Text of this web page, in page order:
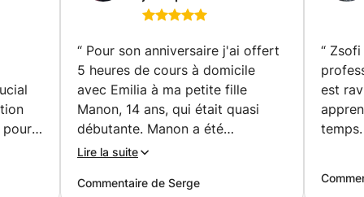
pour
de couture à votre
“ Pour son anniversaire j'ai offert
5 heures de cours à domicile
avec Emilia à ma petite fille
Manon, 14 ans, qui était quasi
débutante. Manon a été
enthousiasmée par la prestation
sa patience, son expérience et sa
Lire la suite
Commentaire de Serge
“ Zsofi
est
temps.